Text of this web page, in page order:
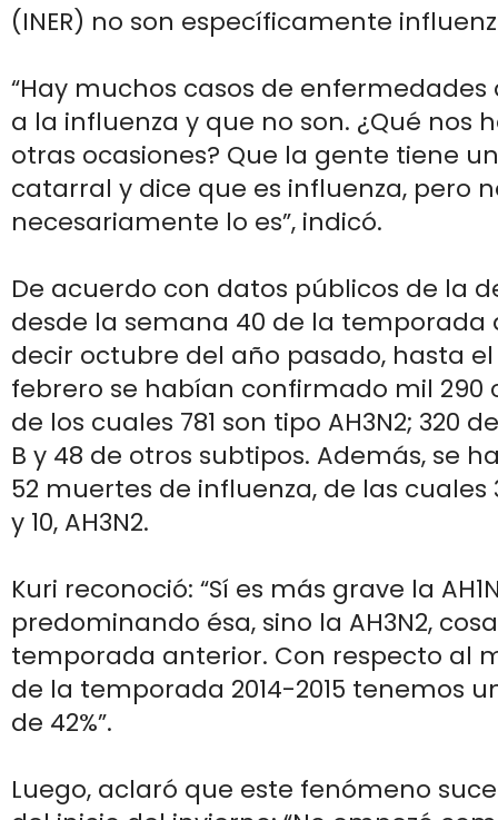
(INER) no son específicamente
“Hay muchos casos de
a la influenza y que no son. ¿Qué nos
otras ocasiones? Que la gente tiene
catarral y dice que es influenza, pero
necesariamente lo es”, indicó.
De acuerdo con datos públicos de la
desde la semana 40 de la temporada
decir octubre del año pasado, hasta el
febrero se habían confirmado mil 290
de los cuales 781 son tipo AH3N2; 320 de
B y 48 de otros subtipos. Además, se
52 muertes de influenza, de las cuales
y 10, AH3N2.
Kuri reconoció: “Sí es más grave la
predominando ésa, sino la AH3N2,
temporada anterior. Con respecto al
de la temporada 2014-2015 tenemos
de 42%”.
Luego, aclaró que este fenómeno